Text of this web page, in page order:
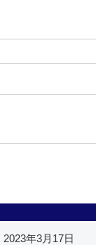
2023年3月17日